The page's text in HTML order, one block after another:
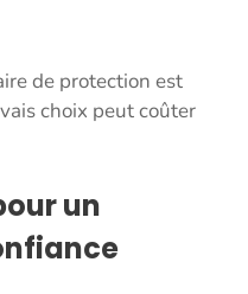
de protection est
choix peut coûter
un